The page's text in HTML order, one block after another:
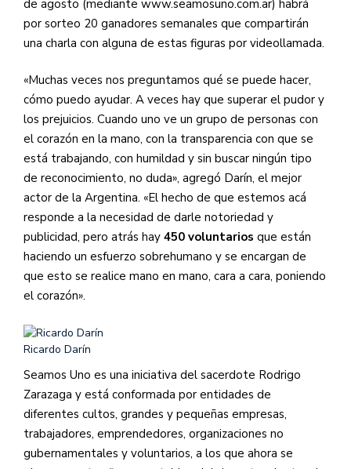
de agosto (mediante www.seamosuno.com.ar) habrá
por sorteo 20 ganadores semanales que compartirán
una charla con alguna de estas figuras por videollamada.
«Muchas veces nos preguntamos qué se puede hacer,
cómo puedo ayudar. A veces hay que superar el pudor y
los prejuicios. Cuando uno ve un grupo de personas con
el corazón en la mano, con la transparencia con que se
está trabajando, con humildad y sin buscar ningún tipo
de reconocimiento, no duda», agregó Darín, el mejor
actor de la Argentina. «El hecho de que estemos acá
responde a la necesidad de darle notoriedad y
publicidad, pero atrás hay 450 voluntarios que están
haciendo un esfuerzo sobrehumano y se encargan de
que esto se realice mano en mano, cara a cara, poniendo
el corazón».
Ricardo Darín
Seamos Uno es una iniciativa del sacerdote Rodrigo
Zarazaga y está conformada por entidades de
diferentes cultos, grandes y pequeñas empresas,
trabajadores, emprendedores, organizaciones no
gubernamentales y voluntarios, a los que ahora se